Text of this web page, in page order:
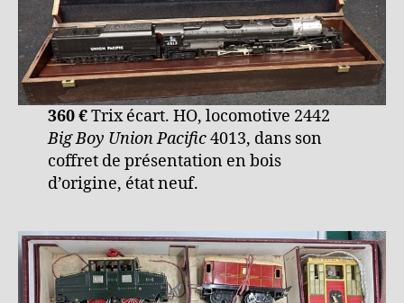
360 €Trix écart. HO, locomotive 2442
Big Boy Union Pacific4013, dans son
coffret de présentation en bois
d’origine, état neuf.